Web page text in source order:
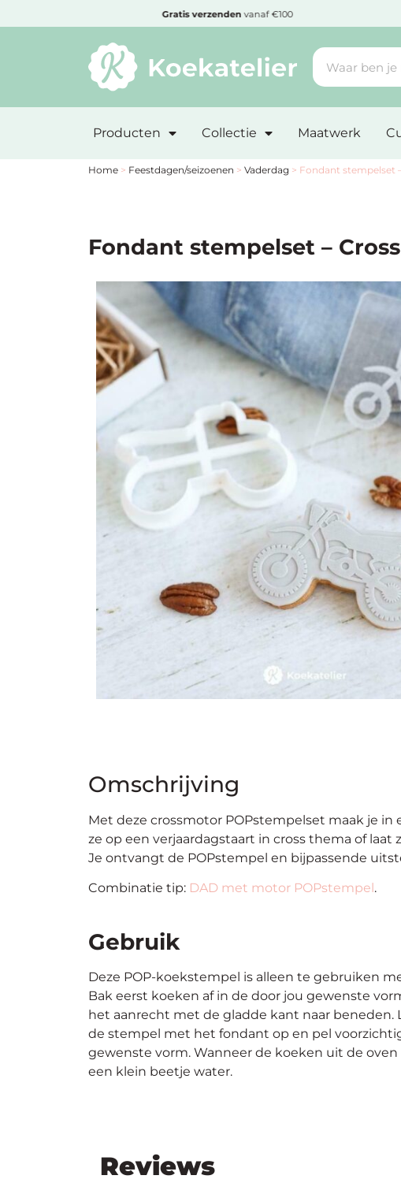
Gratis verzendenvanaf €100
Producten Collectie Maatwerk
Home > Feestdagen/seizoenen > Vaderdag > Fondant stempelset
Fondant stempelset –
Omschrijving
Met deze crossmotor POPstempelset maak je in
ze op een verjaardagstaart in cross thema of
Je ontvangt de POPstempel en bijpassende
Combinatie tip: DAD met motor POPstempel.
Gebruik
Deze POP-koekstempel is alleen te gebruiken
Bak eerst koeken af in de door jou gewenste
het aanrecht met de gladde kant naar
de stempel met het fondant op en pel
gewenste vorm. Wanneer de koeken uit de
een klein beetje water.
Reviews